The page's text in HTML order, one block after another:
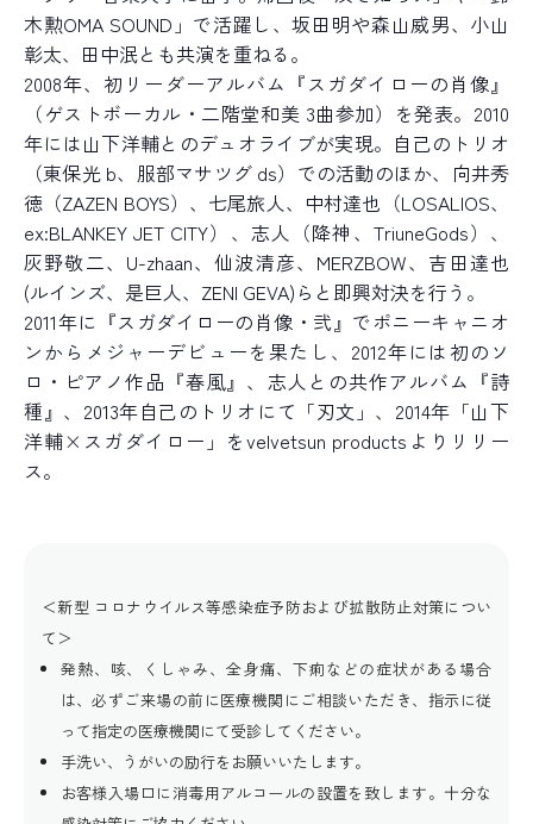
木勲OMA SOUND」で活躍し、坂田明や森山威男、小山
彰太、田中泯とも共演を重ねる。
2008年、初リーダーアルバム『スガダイローの肖像』
（ゲストボーカル・二階堂和美 3曲参加）を発表。2010
年には山下洋輔とのデュオライブが実現。自己のトリオ
（東保光 b、服部マサツグ ds）での活動のほか、向井秀
徳（ZAZEN BOYS）、七尾旅人、中村達也（LOSALIOS、
ex:BLANKEY JET CITY）、志人（降神、TriuneGods）、
灰野敬二、U-zhaan、仙波清彦、MERZBOW、吉田達也
(ルインズ、是巨人、ZENI GEVA)らと即興対決を行う。
2011年に『スガダイローの肖像・弐』でポニーキャニオ
ンからメジャーデビューを果たし、2012年には初のソ
ロ・ピアノ作品『春風』、志人との共作アルバム『詩
種』、2013年自己のトリオにて「刃文」、2014年「山下
洋輔×スガダイロー」をvelvetsun productsよりリリー
ス。
＜新型 コロナウイルス等感染症予防および拡散防止対策につい
て＞
発熱、咳、くしゃみ、全身痛、下痢などの症状がある場合
は、必ずご来場の前に医療機関にご相談いただき、指示に従
って指定の医療機関にて受診してください。
手洗い、うがいの励行をお願いいたします。
お客様入場口に消毒用アルコールの設置を致します。十分な